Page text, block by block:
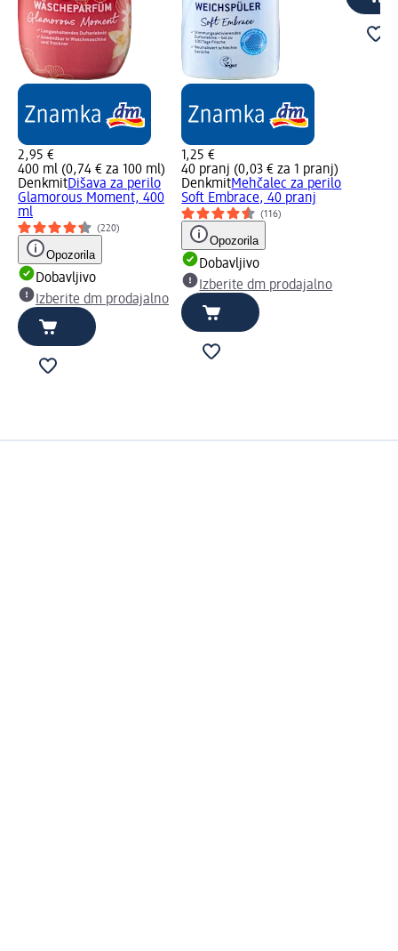
2,95 €
400 ml (0,74 € za 100 ml)
DenkmitDišava za perilo
Glamorous Moment, 400
ml
(220)
Opozorila
Dobavljivo
Izberite dm prodajalno
1,25 €
40 pranj (0,03 € za 1 pranj)
DenkmitMehčalec za perilo
Soft Embrace, 40 pranj
(116)
Opozorila
Dobavljivo
Izberite dm prodajalno